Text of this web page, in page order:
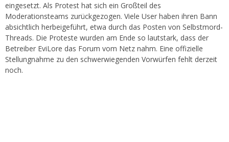
eingesetzt. Als Protest hat sich ein Großteil des
Moderationsteams zurückgezogen. Viele User haben ihren Bann
absichtlich herbeigeführt, etwa durch das Posten von Selbstmord-
Threads. Die Proteste wurden am Ende so lautstark, dass der
Betreiber EviLore das Forum vom Netz nahm. Eine offizielle
Stellungnahme zu den schwerwiegenden Vorwürfen fehlt derzeit
noch.